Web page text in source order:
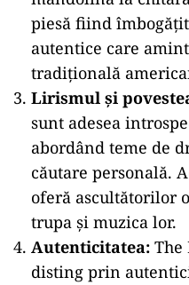
piesă fiind
autentice care
tradițională
Lirismul și
sunt adesea
abordând teme de
căutare personală.
oferă ascultătorilor
trupa și muzica lor.
Autenticitatea: The
disting prin